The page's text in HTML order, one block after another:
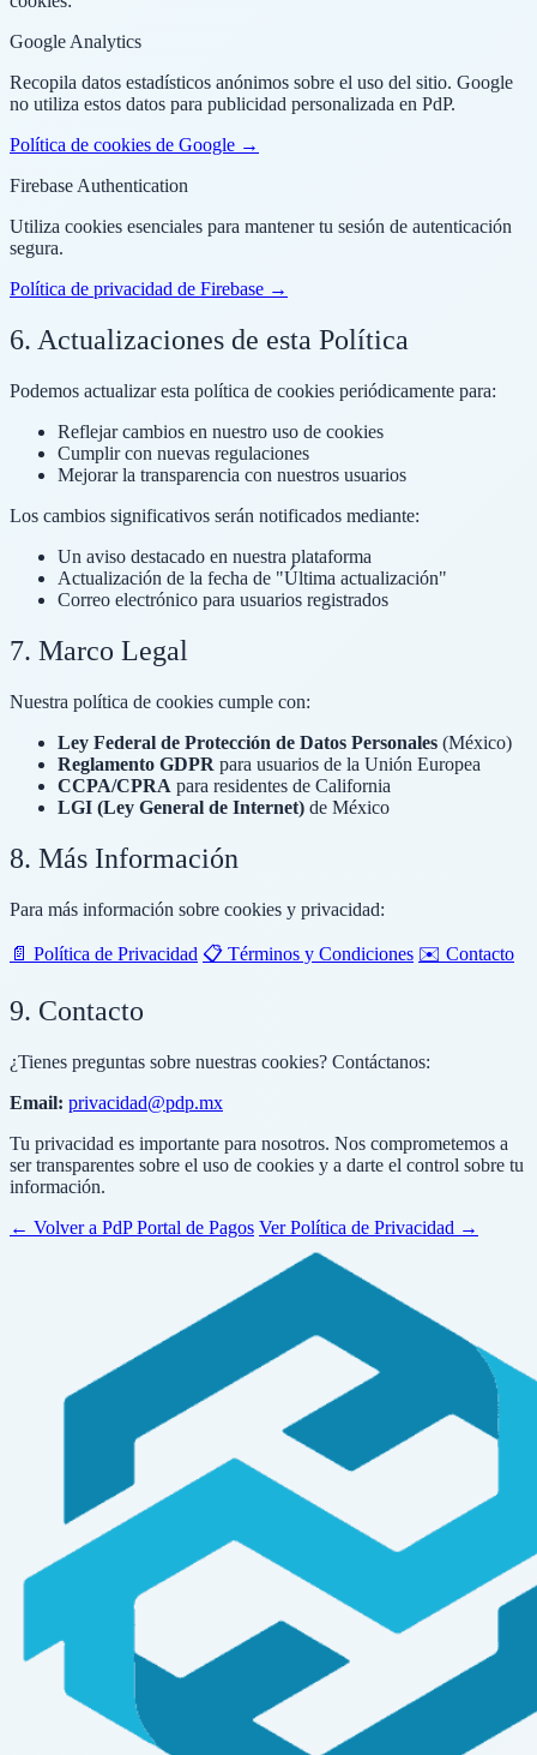
Google Analytics
Recopila datos estadísticos anónimos sobre el uso del sitio. Google
no utiliza estos datos para publicidad personalizada en PdP.
Política de cookies de Google →
Firebase Authentication
Utiliza cookies esenciales para mantener tu sesión de autenticación
segura.
Política de privacidad de Firebase →
6. Actualizaciones de esta Política
Podemos actualizar esta política de cookies periódicamente para:
Reflejar cambios en nuestro uso de cookies
Cumplir con nuevas regulaciones
Mejorar la transparencia con nuestros usuarios
Los cambios significativos serán notificados mediante:
Un aviso destacado en nuestra plataforma
Actualización de la fecha de "Última actualización"
Correo electrónico para usuarios registrados
7. Marco Legal
Nuestra política de cookies cumple con:
Ley Federal de Protección de Datos Personales (México)
Reglamento GDPR para usuarios de la Unión Europea
CCPA/CPRA para residentes de California
LGI (Ley General de Internet) de México
8. Más Información
Para más información sobre cookies y privacidad:
📄 Política de Privacidad 📋 Términos y Condiciones ✉️ Contacto
9. Contacto
¿Tienes preguntas sobre nuestras cookies? Contáctanos:
Email: privacidad@pdp.mx
Tu privacidad es importante para nosotros. Nos comprometemos a
ser transparentes sobre el uso de cookies y a darte el control sobre tu
información.
← Volver a PdP Portal de Pagos Ver Política de Privacidad →